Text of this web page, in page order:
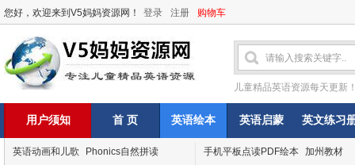
您好，欢迎来到V5妈妈资源网！ 登录 注册 购物车
儿童精品英语资源每天更新
用户须知 首 页 英语绘本 英语启蒙 英文练习
英语动画和儿歌
Phonics自然拼读
手机平板点读PDF绘本 加州教材